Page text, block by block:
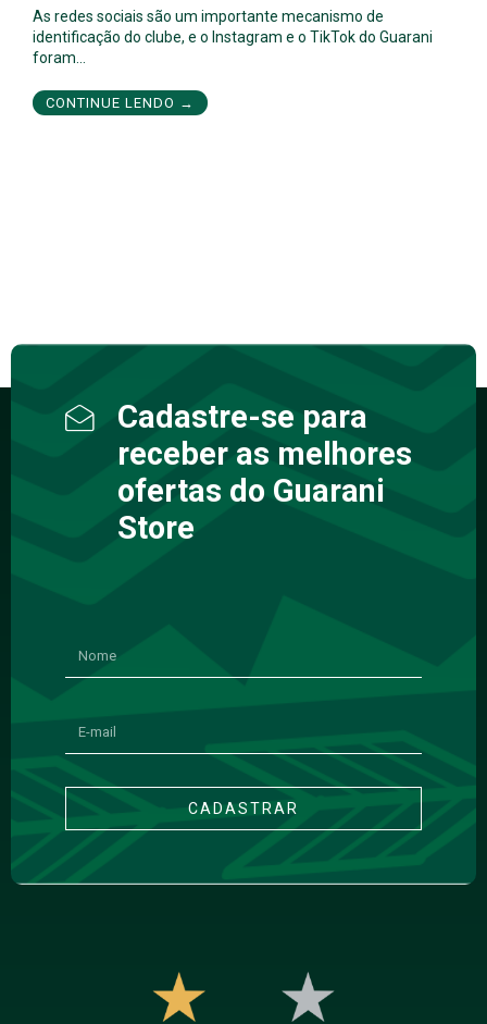
As redes sociais são um importante mecanismo de
identificação do clube, e o Instagram e o TikTok do Guarani
foram…
CONTINUE LENDO →
Cadastre-se para
receber as melhores
ofertas do Guarani
Store
CADASTRAR